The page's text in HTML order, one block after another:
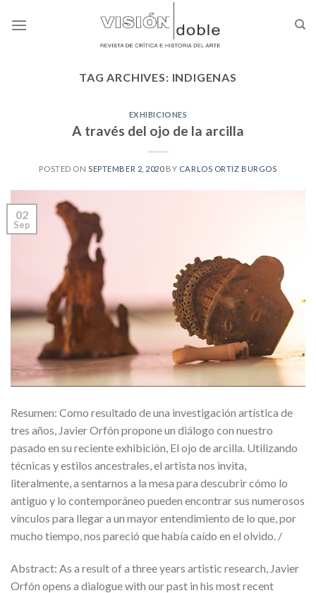
TAG ARCHIVES: INDIGENAS
EXHIBICIONES
A través del ojo de la arcilla
POSTED ON SEPTEMBER 2, 2020BY CARLOS ORTIZ BURGOS
02
Sep
Resumen: Como resultado de una investigación artística de
tres años, Javier Orfón propone un diálogo con nuestro
pasado en su reciente exhibición, El ojo de arcilla. Utilizando
técnicas y estilos ancestrales, el artista nos invita,
literalmente, a sentarnos a la mesa para descubrir cómo lo
antiguo y lo contemporáneo pueden encontrar sus numerosos
vínculos para llegar a un mayor entendimiento de lo que, por
mucho tiempo, nos pareció que había caído en el olvido. /
Abstract: As a result of a three years artistic research, Javier
Orfón opens a dialogue with our past in his most recent